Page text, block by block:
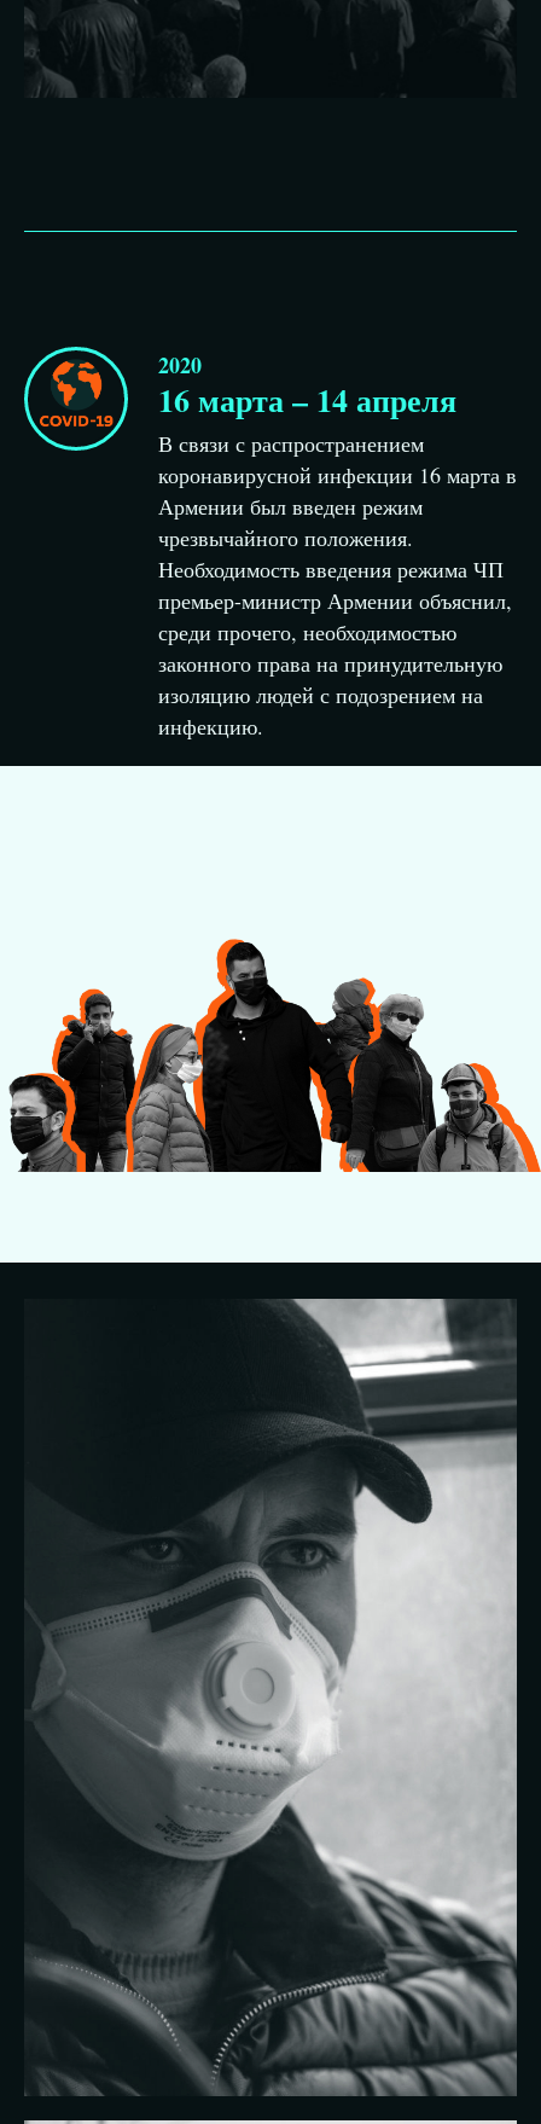
2020
16 марта – 14 апреля
В связи с распространением
коронавирусной инфекции 16 марта в
Армении был введен режим
чрезвычайного положения.
Необходимость введения режима ЧП
премьер-министр Армении объяснил,
среди прочего, необходимостью
законного права на принудительную
изоляцию людей с подозрением на
инфекцию.